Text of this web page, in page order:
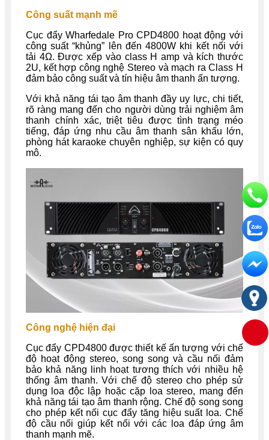
Công suất mạnh mẽ
Cục đẩy Wharfedale Pro CPD4800 hoạt động với
công suất “khủng” lên đến 4800W khi kết nối với
tải 4Ω. Được xếp vào class H amp và kích thước
2U, kết hợp công nghệ Stereo và mạch ra Class H
đảm bảo công suất và tín hiệu âm thanh ấn tượng.
Với khả năng tái tạo âm thanh đầy uy lực, chi tiết,
rõ ràng mang đến cho người dùng trải nghiệm âm
thanh chính xác, triệt tiêu được tình trạng méo
tiếng, đáp ứng nhu cầu âm thanh sân khấu lớn,
phòng hát karaoke chuyên nghiệp, sự kiện có quy
mô.
Công nghệ hiện đại
Cục đẩy CPD4800 được thiết kế ấn tượng với chế
độ hoạt động stereo, song song và cầu nối đảm
bảo khả năng linh hoạt tương thích với nhiều hệ
thống âm thanh. Với chế độ stereo cho phép sử
dụng loa độc lập hoặc cặp loa stereo, mang đến
khả năng tái tạo âm thanh rộng. Chế độ song song
cho phép kết nối cục đẩy tăng hiệu suất loa. Chế
độ cầu nối giúp kết nối với các loa đáp ứng âm
thanh mạnh mẽ.